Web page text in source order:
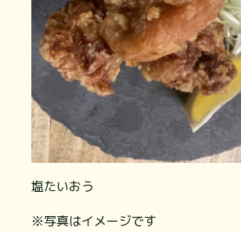
塩たいおう
※写真はイメージです